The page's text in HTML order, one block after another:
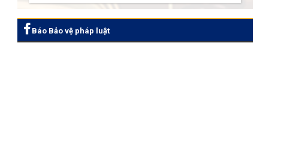
Báo Bảo vệ pháp luật